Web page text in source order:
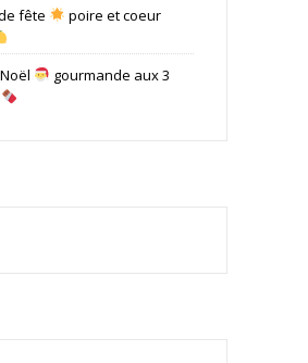
fête
poire et coeur
gourmande aux 3